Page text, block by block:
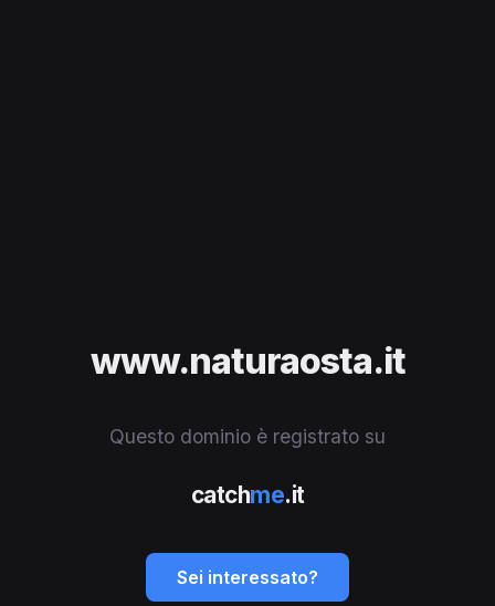
www.naturaosta.it
Questo dominio è registrato su
catchme.it
Sei interessato?